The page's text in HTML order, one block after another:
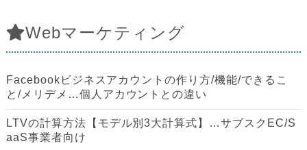
Webマーケティング
Facebookビジネスアカウントの作り方/機能/できるこ
と/メリデメ…個人アカウントとの違い
LTVの計算方法【モデル別3大計算式】…サブスクEC/S
aaS事業者向け